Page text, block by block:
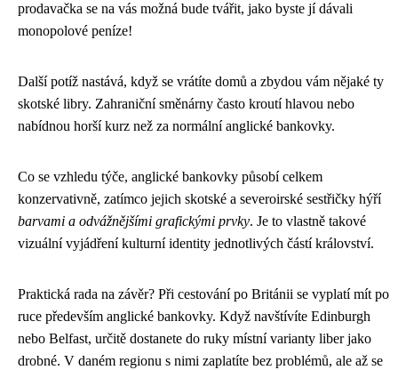
prodavačka se na vás možná bude tvářit, jako byste jí dávali
monopolové peníze!
Další potíž nastává, když se vrátíte domů a zbydou vám nějaké ty
skotské libry. Zahraniční směnárny často kroutí hlavou nebo
nabídnou horší kurz než za normální anglické bankovky.
Co se vzhledu týče, anglické bankovky působí celkem
konzervativně, zatímco jejich skotské a severoirské sestřičky hýří
barvami a odvážnějšími grafickými prvky. Je to vlastně takové
vizuální vyjádření kulturní identity jednotlivých částí království.
Praktická rada na závěr? Při cestování po Británii se vyplatí mít po
ruce především anglické bankovky. Když navštívíte Edinburgh
nebo Belfast, určitě dostanete do ruky místní varianty liber jako
drobné. V daném regionu s nimi zaplatíte bez problémů, ale až se